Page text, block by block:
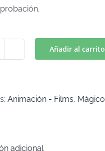
Añadir al carrito
Animación - Films, Mágico
adicional